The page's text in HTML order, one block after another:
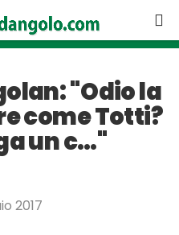
"Odio la
come Totti?
un c…"
2017